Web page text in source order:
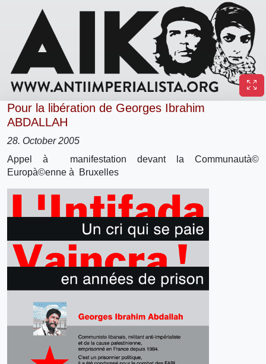
Pour la libération de Georges Ibrahim
ABDALLAH
28. October 2005
Appel à manifestation devant la Communautà©
Europà©enne à Bruxelles